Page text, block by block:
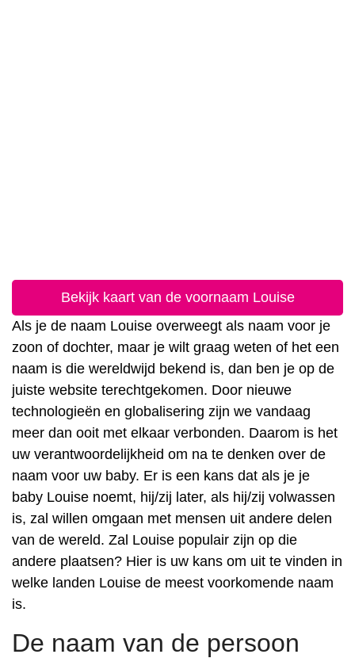
Bekijk kaart van de voornaam Louise
Als je de naam Louise overweegt als naam voor je
zoon of dochter, maar je wilt graag weten of het een
naam is die wereldwijd bekend is, dan ben je op de
juiste website terechtgekomen. Door nieuwe
technologieën en globalisering zijn we vandaag
meer dan ooit met elkaar verbonden. Daarom is het
uw verantwoordelijkheid om na te denken over de
naam voor uw baby. Er is een kans dat als je je
baby Louise noemt, hij/zij later, als hij/zij volwassen
is, zal willen omgaan met mensen uit andere delen
van de wereld. Zal Louise populair zijn op die
andere plaatsen? Hier is uw kans om uit te vinden in
welke landen Louise de meest voorkomende naam
is.
De naam van de persoon